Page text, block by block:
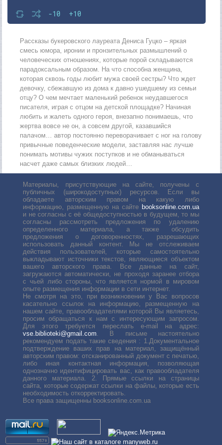
-10 +10
Рассказы букеровского лауреата Дениса Гуцко – яркая
смесь юмора, иронии и пронзительных размышлений о
человеческих отношениях, которые порой складываются
парадоксальным образом. На что способна женщина,
которая сквозь годы любит мужа своей сестры? Что ждет
девочку, сбежавшую из дома к давно ушедшему из семьи
отцу? О чем мечтает маленький ребенок неудавшегося
писателя, играя с отцом на детской площадке? Начиная
любить и жалеть одного героя, внезапно понимаешь, что
жертва вовсе не он, а совсем другой, казавшийся
палачом… автор постоянно переворачивает с ног на голову
привычные поведенческие модели, заставляя нас лучше
понимать мотивы чужих поступков и не обманываться
насчет даже самых близких людей…
Материалы, присутствующие на сайте, получены с
публичных (широкодоступных) ресурсов. Если вы
обладаете авторским правом на какую либо
информацию, размещенную на сайте booksonline.com.ua
и не согласны с её общедоступностью в будущем, то мы
согласны рассмотреть предложения по удалению
определенного материала, а также обсудить
предложения о договоренностях, разрешающих
использовать данный контент. Мы не отслеживаем
действия пользователей, которые самостоятельно
выкладывают источники текстов, являющиеся объектом
вашего авторского права. Все данные на сайт,
загружаются автоматически, не проходя заранее отбора
с чьей либо стороны, что является нормой в мировом
опыте размещения информации в сети интернет.
Не смотря на это, при возникновении у Вас вопросов
касательно ссылок на информацию, размещенную на
нашем сайте, правообладателями которой Вы являетесь,
просим обращаться к нам с интересующим запросом.
Для этого требуется переслать е-mail на адрес:
vse.biblioteki@gmail.com. В письме настоятельно
рекомендуем подать такие сведения : 1.Документальное
подтверждение ваших прав на материал, защищённый
авторским правом: отсканированный документ с печатью,
либо иная контактная информация, позволяющая
однозначно идентифицировать вас, как правообладателя
данного материала. 2. Прямые ссылки на страницы
сайта, которые содержат ссылки на файлы, которые есть
необходимость откорректировать.
Все права защищенны booksonline.com.ua